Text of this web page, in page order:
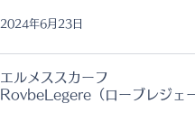
2024年6月23日
エルメススカーフ
RovbeLegere（ローブレジェー